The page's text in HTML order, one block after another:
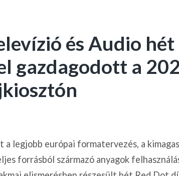
és Audio hét
gazdagodott a
legjobb európai formatervezés, a
forrásból származó anyagok